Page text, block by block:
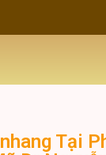
Tại